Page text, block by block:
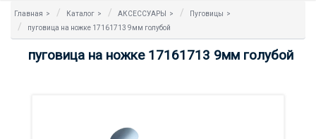
Главная > Каталог > АКСЕССУАРЫ > Пуговицы >
пуговица на ножке 17161713 9мм голубой
пуговица на ножке 17161713 9мм голубой